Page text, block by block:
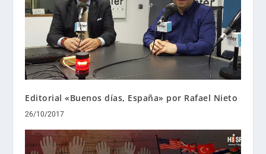
Editorial «Buenos días, España» por Rafael Nieto
26/10/2017